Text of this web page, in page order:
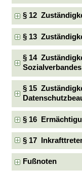
§ 12
§ 13
§ 14
Sozialverbandes
§ 15
§ 16
§ 17
Fußnoten